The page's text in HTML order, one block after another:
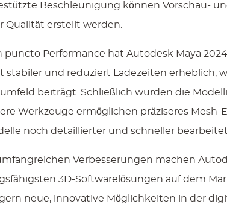
Beschleunigung können Vorschau-
Qualität erstellt werden.
puncto Performance hat Autodesk Maya
stabiler und reduziert Ladezeiten erheblich,
beiträgt. Schließlich wurden die
Werkzeuge ermöglichen präziseres
noch detaillierter und schneller
Verbesserungen machen
3D-Softwarelösungen auf dem
neue, innovative Möglichkeiten in der